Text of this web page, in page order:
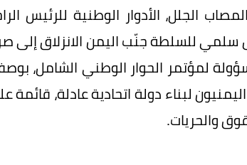
الجلل، الأدوار الوطنية للرئيس
سلمي للسلطة جنّب اليمن الانزلاق إلى
لمؤتمر الحوار الوطني الشامل،
لبناء دولة اتحادية عادلة، قائمة
والحريات.